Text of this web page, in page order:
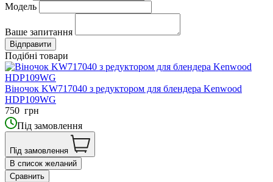
Модель
Ваше запитання
Подібні товари
Віночок KW717040 з редуктором для блендера Kenwood
HDP109WG
750 грн
Під замовлення
Під замовлення
В список желаний
Сравнить